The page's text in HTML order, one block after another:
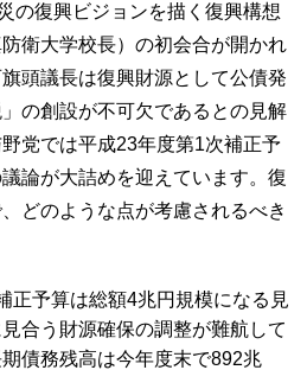
の復興ビジョンを描く復興構想
衛大学校長）の初会合が開かれ
頭議長は復興財源として公債発
の創設が不可欠であるとの見解
党では平成23年度第1次補正予
論が大詰めを迎えています。復
どのような点が考慮されるべき
予算は総額4兆円規模になる見
合う財源確保の調整が難航して
債務残高は今年度末で892兆